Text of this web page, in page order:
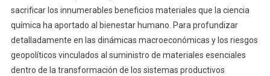
sacrificar los innumerables beneficios materiales que la ciencia
química ha aportado al bienestar humano. Para profundizar
detalladamente en las dinámicas macroeconómicas y los riesgos
geopolíticos vinculados al suministro de materiales esenciales
dentro de la transformación de los sistemas productivos